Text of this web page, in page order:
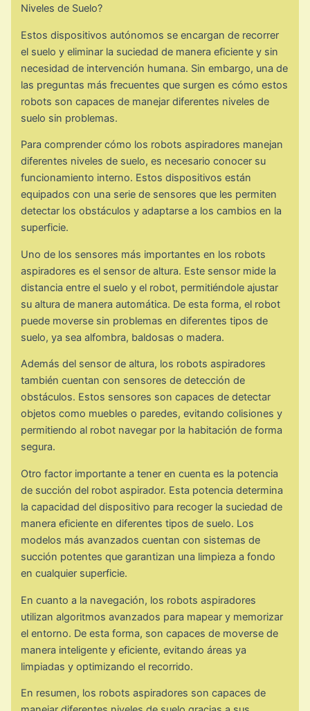
Estos dispositivos autónomos se encargan de recorrer
el suelo y eliminar la suciedad de manera eficiente y sin
necesidad de intervención humana. Sin embargo, una de
las preguntas más frecuentes que surgen es cómo estos
robots son capaces de manejar diferentes niveles de
suelo sin problemas.
Para comprender cómo los robots aspiradores manejan
diferentes niveles de suelo, es necesario conocer su
funcionamiento interno. Estos dispositivos están
equipados con una serie de sensores que les permiten
detectar los obstáculos y adaptarse a los cambios en la
superficie.
Uno de los sensores más importantes en los robots
aspiradores es el sensor de altura. Este sensor mide la
distancia entre el suelo y el robot, permitiéndole ajustar
su altura de manera automática. De esta forma, el robot
puede moverse sin problemas en diferentes tipos de
suelo, ya sea alfombra, baldosas o madera.
Además del sensor de altura, los robots aspiradores
también cuentan con sensores de detección de
obstáculos. Estos sensores son capaces de detectar
objetos como muebles o paredes, evitando colisiones y
permitiendo al robot navegar por la habitación de forma
segura.
Otro factor importante a tener en cuenta es la potencia
de succión del robot aspirador. Esta potencia determina
la capacidad del dispositivo para recoger la suciedad de
manera eficiente en diferentes tipos de suelo. Los
modelos más avanzados cuentan con sistemas de
succión potentes que garantizan una limpieza a fondo
en cualquier superficie.
En cuanto a la navegación, los robots aspiradores
utilizan algoritmos avanzados para mapear y memorizar
el entorno. De esta forma, son capaces de moverse de
manera inteligente y eficiente, evitando áreas ya
limpiadas y optimizando el recorrido.
En resumen, los robots aspiradores son capaces de